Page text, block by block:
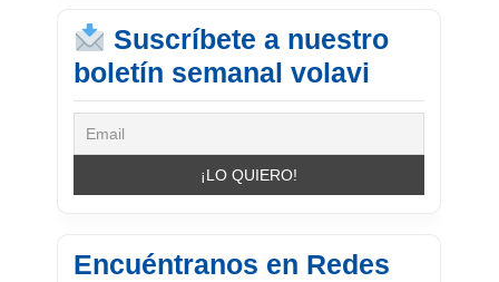
Suscríbete a nuestro
boletín semanal volavi
Encuéntranos en Redes